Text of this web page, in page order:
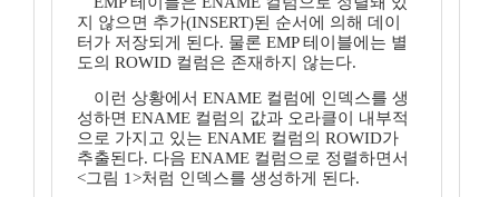
지 않으면 추가(INSERT)된 순서에 의해 데이
터가 저장되게 된다. 물론 EMP 테이블에는 별
도의 ROWID 컬럼은 존재하지 않는다.
이런 상황에서 ENAME 컬럼에 인덱스를 생
성하면 ENAME 컬럼의 값과 오라클이 내부적
으로 가지고 있는 ENAME 컬럼의 ROWID가
추출된다. 다음 ENAME 컬럼으로 정렬하면서
<그림 1>처럼 인덱스를 생성하게 된다.